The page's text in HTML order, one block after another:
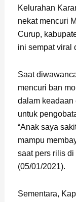
Kelurahan
nekat mencuri
Curup,
ini sempat viral
Saat
mencuri ban
dalam keadaan
untuk
“Anak saya
mampu
saat pers rilis
(05/01/2021).
Sementara,